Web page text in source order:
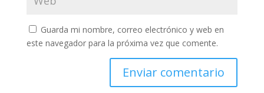
Guarda mi nombre, correo electrónico y web en
este navegador para la próxima vez que comente.